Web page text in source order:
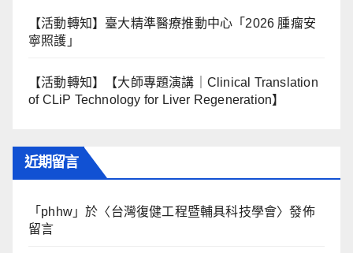
【活動轉知】臺大精準醫療推動中心「2026 腫瘤安
寧照護」
【活動轉知】【大師專題演講｜Clinical Translation
of CLiP Technology for Liver Regeneration】
近期留言
「 phhw 」於〈台灣復健工程暨輔具科技學會〉發佈
留言